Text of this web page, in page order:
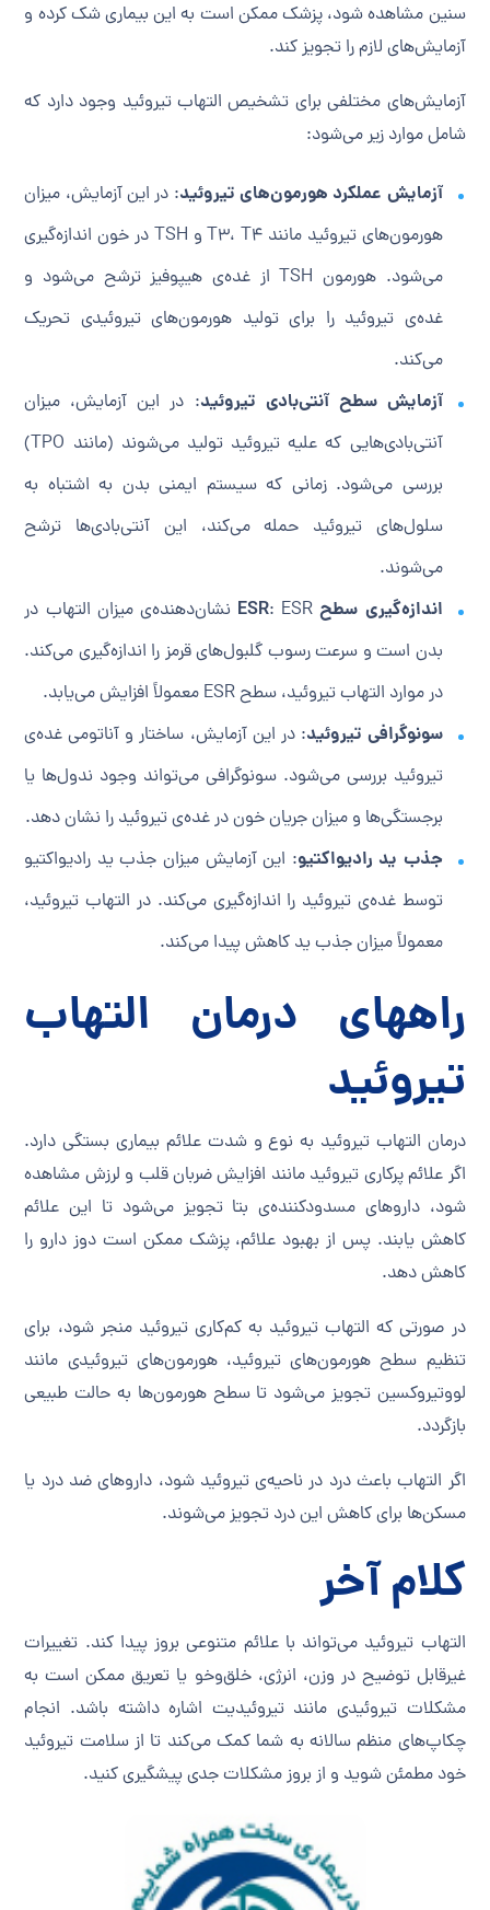
سنین مشاهده شود، پزشک ممکن است به این بیماری شک کرده و
آزمایش‌های لازم را تجویز کند.
آزمایش‌های مختلفی برای تشخیص التهاب تیروئید وجود دارد که
شامل موارد زیر می‌شود:
آزمایش عملکرد هورمون‌های تیروئید: در این آزمایش، میزان
هورمون‌های تیروئید مانند T3، T4 و TSH در خون اندازه‌گیری
می‌شود. هورمون TSH از غده‌ی هیپوفیز ترشح می‌شود و
غده‌ی تیروئید را برای تولید هورمون‌های تیروئیدی تحریک
می‌کند.
آزمایش سطح آنتی‌بادی تیروئید: در این آزمایش، میزان
آنتی‌بادی‌هایی که علیه تیروئید تولید می‌شوند (مانند TPO)
بررسی می‌شود. زمانی که سیستم ایمنی بدن به اشتباه به
سلول‌های تیروئید حمله می‌کند، این آنتی‌بادی‌ها ترشح
می‌شوند.
اندازه‌گیری سطح ESR
: ESR نشان‌دهنده‌ی میزان التهاب در
بدن است و سرعت رسوب گلبول‌های قرمز را اندازه‌گیری می‌کند.
در موارد التهاب تیروئید، سطح ESR معمولاً افزایش می‌یابد.
سونوگرافی تیروئید: در این آزمایش، ساختار و آناتومی غده‌ی
تیروئید بررسی می‌شود. سونوگرافی می‌تواند وجود ندول‌ها یا
برجستگی‌ها و میزان جریان خون در غده‌ی تیروئید را نشان دهد.
جذب ید رادیواکتیو: این آزمایش میزان جذب ید رادیواکتیو
توسط غده‌ی تیروئید را اندازه‌گیری می‌کند. در التهاب تیروئید،
معمولاً میزان جذب ید کاهش پیدا می‌کند.
راههای درمان التهاب
تیروئید
درمان التهاب تیروئید به نوع و شدت علائم بیماری بستگی دارد.
اگر علائم پرکاری تیروئید مانند افزایش ضربان قلب و لرزش مشاهده
شود، داروهای مسدودکننده‌ی بتا تجویز می‌شود تا این علائم
کاهش یابند. پس از بهبود علائم، پزشک ممکن است دوز دارو را
کاهش دهد.
در صورتی که التهاب تیروئید به کم‌کاری تیروئید منجر شود، برای
تنظیم سطح هورمون‌های تیروئید، هورمون‌های تیروئیدی مانند
لووتیروکسین تجویز می‌شود تا سطح هورمون‌ها به حالت طبیعی
بازگردد.
اگر التهاب باعث درد در ناحیه‌ی تیروئید شود، داروهای ضد درد یا
مسکن‌ها برای کاهش این درد تجویز می‌شوند.
کلام آخر
التهاب تیروئید می‌تواند با علائم متنوعی بروز پیدا کند. تغییرات
غیرقابل توضیح در وزن، انرژی، خلق‌وخو یا تعریق ممکن است به
مشکلات تیروئیدی مانند تیروئیدیت اشاره داشته باشد. انجام
چکاپ‌های منظم سالانه به شما کمک می‌کند تا از سلامت تیروئید
خود مطمئن شوید و از بروز مشکلات جدی پیشگیری کنید.